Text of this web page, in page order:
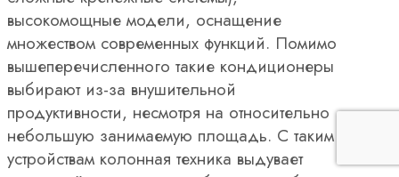
высокомощные модели, оснащение
множеством современных функций. Помимо
вышеперечисленного такие кондиционеры
выбирают из-за внушительной
продуктивности, несмотря на относительно
небольшую занимаемую площадь. С таким
устройствам колонная техника выдувает